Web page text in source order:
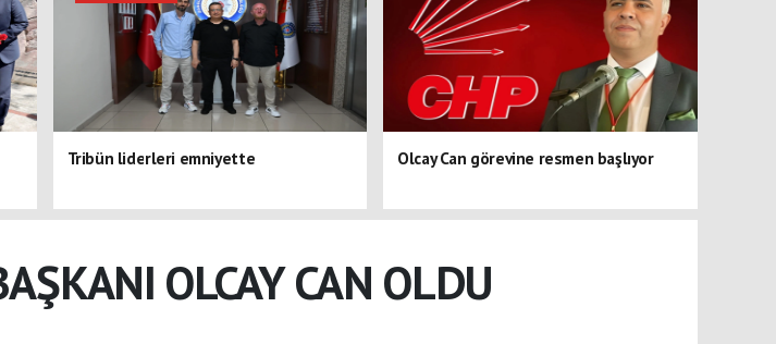
Tribün liderleri emniyette Olcay Can görevine resmen başlıyor
OLCAY CAN OLDU